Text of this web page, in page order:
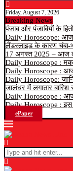
Friday, August 7, 2026
Breaking News
पंजाब और पंजाबियों के
Daily Horoscope: आज
लैंडस्लाइड के कारण चंबा-
17 अगस्त 2025 – आज
Daily Horoscope :
Daily Horoscope : आज
Daily Horoscope:
जालंधर में लगातार
Daily Horoscope : आज
Daily Horoscope :
ePaper